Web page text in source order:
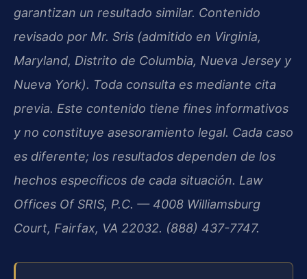
garantizan un resultado similar. Contenido
revisado por Mr. Sris (admitido en Virginia,
Maryland, Distrito de Columbia, Nueva Jersey y
Nueva York). Toda consulta es mediante cita
previa. Este contenido tiene fines informativos
y no constituye asesoramiento legal. Cada caso
es diferente; los resultados dependen de los
hechos específicos de cada situación. Law
Offices Of SRIS, P.C. — 4008 Williamsburg
Court, Fairfax, VA 22032. (888) 437-7747.